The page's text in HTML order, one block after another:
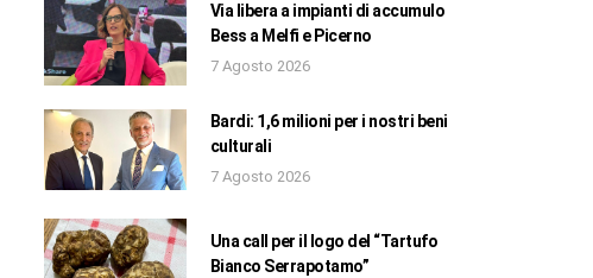
Via libera a impianti di accumulo
Bess a Melfi e Picerno
7 Agosto 2026
Bardi: 1,6 milioni per i nostri beni
culturali
7 Agosto 2026
Una call per il logo del “Tartufo
Bianco Serrapotamo”